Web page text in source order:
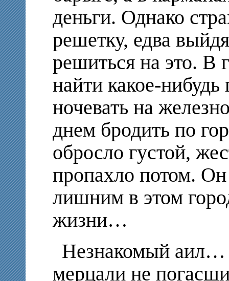
деньги. Однако
решетку, едва
решиться на это. В
найти какое-
ночевать на
днем бродить по
обросло густой,
пропахло потом. Он
лишним в этом
жизни…
Незнакомый аил…
мерцали не